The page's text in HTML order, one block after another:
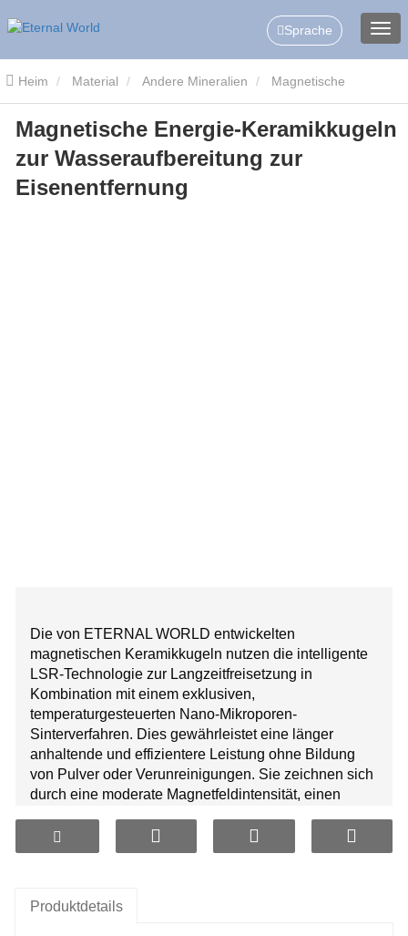
Sprache
Heim Material Andere Mineralien Magnetische
Keramikkugeln Magnetische Energie-Keramikkugeln zur
Wasseraufbereitung zur Eisenentfernung
Magnetische Energie-Keramikkugeln
zur Wasseraufbereitung zur
Eisenentfernung
Die von ETERNAL WORLD entwickelten
magnetischen Keramikkugeln nutzen die intelligente
LSR-Technologie zur Langzeitfreisetzung in
Kombination mit einem exklusiven,
temperaturgesteuerten Nano-Mikroporen-
Sinterverfahren. Dies gewährleistet eine länger
anhaltende und effizientere Leistung ohne Bildung
von Pulver oder Verunreinigungen. Sie zeichnen sich
durch eine moderate Magnetfeldintensität, einen
magnetischen Flussbogen aus, wodurch Wasser
effektiv zu kleinen Molekülclustern aktiviert wird.
Produktdetails